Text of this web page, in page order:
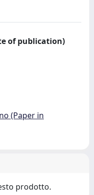
of publication)
(Paper in
prodotto.